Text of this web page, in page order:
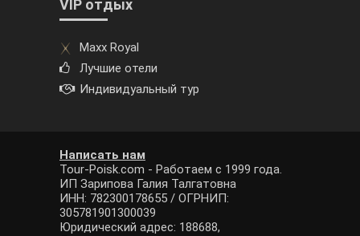
VIP отдых
Maxx Royal
Лучшие отели
Индивидуальный тур
Написать нам
Tour-Poisk.com - Работаем с 1999 года.
ИП Зарипова Галия Талгатовна
ИНН: 782300178655 / ОГРНИП:
305781901300039
Юридический адрес: 188688,